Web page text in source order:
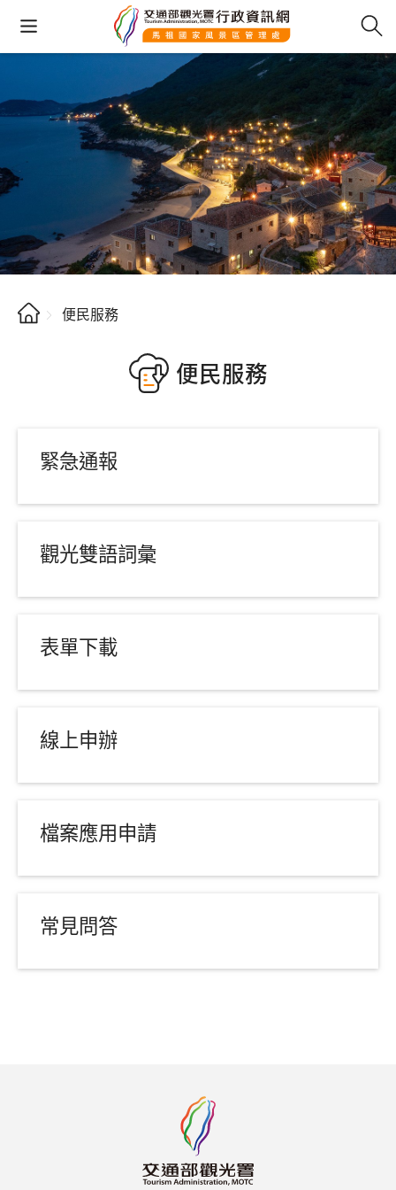
便民服務
便民服務
緊急通報
觀光雙語詞彙
表單下載
線上申辦
檔案應用申請
常見問答